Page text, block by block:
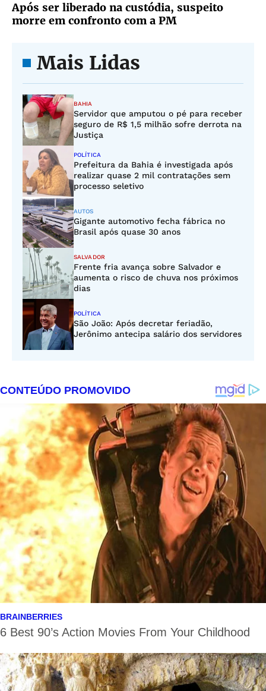
Após ser liberado na custódia, suspeito
morre em confronto com a PM
Mais Lidas
BAHIA
Servidor que amputou o pé para receber
seguro de R$ 1,5 milhão sofre derrota na
Justiça
POLÍTICA
Prefeitura da Bahia é investigada após
realizar quase 2 mil contratações sem
processo seletivo
AUTOS
Gigante automotivo fecha fábrica no
Brasil após quase 30 anos
SALVADOR
Frente fria avança sobre Salvador e
aumenta o risco de chuva nos próximos
dias
POLÍTICA
São João: Após decretar feriadão,
Jerônimo antecipa salário dos servidores